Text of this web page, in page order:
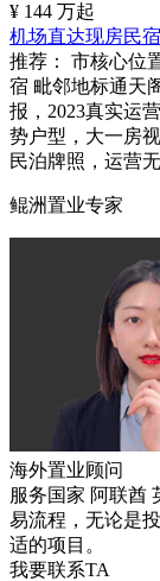
¥ 144 万起
机场直达现房民
推荐：
市核心位
宿 毗邻地标通天
报，2023真实运
势户型，大一房
民泊牌照，运营
鲲洲置业专家
海外置业顾问
服务国家 阿联酋
易流程，无论是
适的项目。
我要联系TA